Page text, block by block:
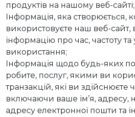
продуктів на нашому веб-сайті;
Інформація, яка створюється,
використовуєте наш веб-
інформацію про час, частоту
використання;
Інформація щодо будь-яких
робите, послуг, якими ви
транзакцій, які ви здійснюєте
включаючи ваше ім’я, адресу,
адресу електронної пошти та